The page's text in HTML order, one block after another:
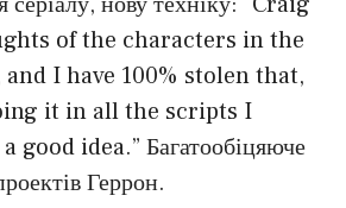
of the characters in the
I have 100% stolen that,
it in all the scripts I
good idea.” Багатообіцяюче
Геррон.